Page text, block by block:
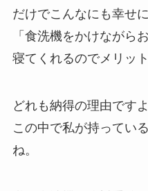
だけでこんなにも幸せ
「食洗機をかけながら
寝てくれるのでメリッ
どれも納得の理由です
この中で私が持ってい
ね。